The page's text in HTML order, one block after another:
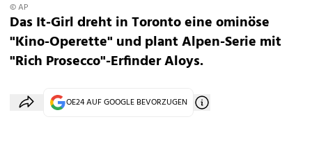
© AP
Das It-Girl dreht in Toronto eine ominöse
"Kino-Operette" und plant Alpen-Serie mit
"Rich Prosecco"-Erfinder Aloys.
OE24 AUF GOOGLE BEVORZUGEN